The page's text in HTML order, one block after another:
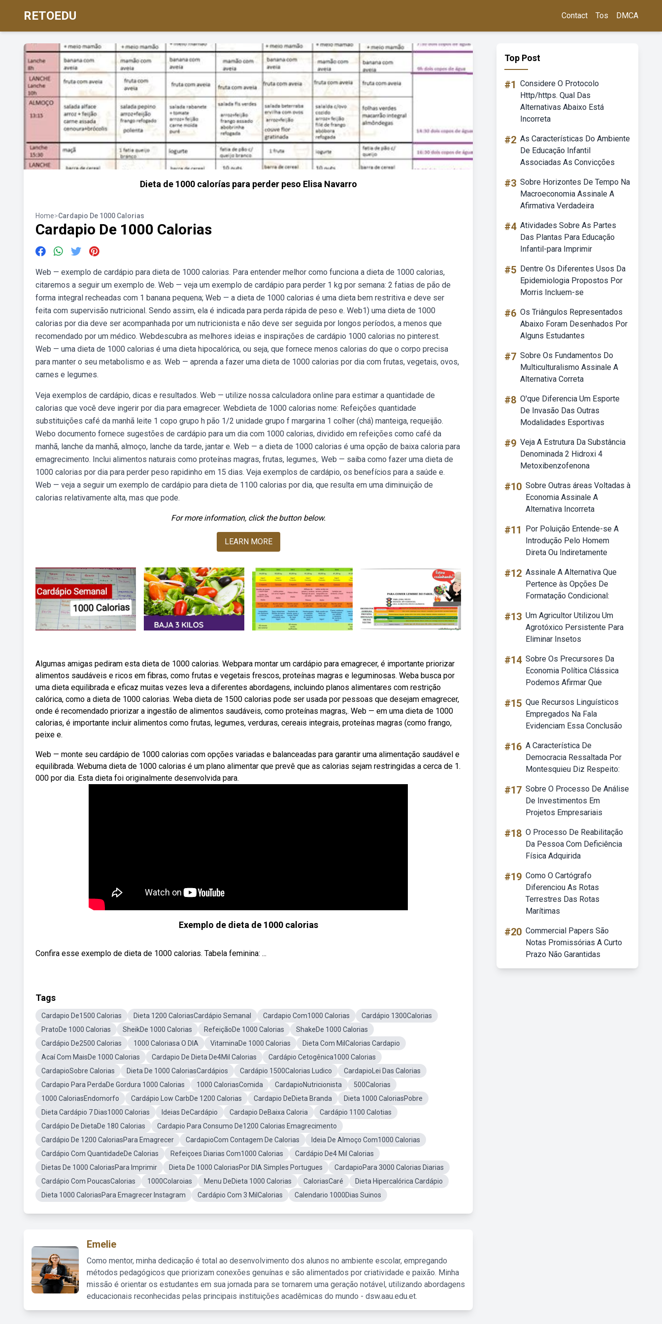
RETOEDU Contact Tos DMCA
Dieta de 1000 calorías para perder peso Elisa Navarro
Home>Cardapio De 1000 Calorias
Cardapio De 1000 Calorias
Web — exemplo de cardápio para dieta de 1000 calorias. Para entender melhor como funciona a dieta de 1000 calorias,
citaremos a seguir um exemplo de. Web — veja um exemplo de cardápio para perder 1 kg por semana: 2 fatias de pão de
forma integral recheadas com 1 banana pequena; Web — a dieta de 1000 calorias é uma dieta bem restritiva e deve ser
feita com supervisão nutricional. Sendo assim, ela é indicada para perda rápida de peso e. Web1) uma dieta de 1000
calorias por dia deve ser acompanhada por um nutricionista e não deve ser seguida por longos períodos, a menos que
recomendado por um médico. Webdescubra as melhores ideias e inspirações de cardápio 1000 calorias no pinterest.
Web — uma dieta de 1000 calorias é uma dieta hipocalórica, ou seja, que fornece menos calorias do que o corpo precisa
para manter o seu metabolismo e as. Web — aprenda a fazer uma dieta de 1000 calorias por dia com frutas, vegetais, ovos,
carnes e legumes.
Veja exemplos de cardápio, dicas e resultados. Web — utilize nossa calculadora online para estimar a quantidade de
calorias que você deve ingerir por dia para emagrecer. Webdieta de 1000 calorias nome: Refeições quantidade
substituições café da manhã leite 1 copo grupo h pão 1/2 unidade grupo f margarina 1 colher (chá) manteiga, requeijão.
Webo documento fornece sugestões de cardápio para um dia com 1000 calorias, dividido em refeições como café da
manhã, lanche da manhã, almoço, lanche da tarde, jantar e. Web — a dieta de 1000 calorias é uma opção de baixa caloria para
emagrecimento. Inclui alimentos naturais como proteínas magras, frutas, legumes,. Web — saiba como fazer uma dieta de
1000 calorias por dia para perder peso rapidinho em 15 dias. Veja exemplos de cardápio, os benefícios para a saúde e.
Web — veja a seguir um exemplo de cardápio para dieta de 1100 calorias por dia, que resulta em uma diminuição de
calorias relativamente alta, mas que pode.
For more information, click the button below.
LEARN MORE
Algumas amigas pediram esta dieta de 1000 calorias. Webpara montar um cardápio para emagrecer, é importante priorizar
alimentos saudáveis e ricos em fibras, como frutas e vegetais frescos, proteínas magras e leguminosas. Weba busca por
uma dieta equilibrada e eficaz muitas vezes leva a diferentes abordagens, incluindo planos alimentares com restrição
calórica, como a dieta de 1000 calorias. Weba dieta de 1500 calorias pode ser usada por pessoas que desejam emagrecer,
onde é recomendado priorizar a ingestão de alimentos saudáveis, como proteínas magras,. Web — em uma dieta de 1000
calorias, é importante incluir alimentos como frutas, legumes, verduras, cereais integrais, proteínas magras (como frango,
peixe e.
Web — monte seu cardápio de 1000 calorias com opções variadas e balanceadas para garantir uma alimentação saudável e
equilibrada. Webuma dieta de 1000 calorias é um plano alimentar que prevê que as calorias sejam restringidas a cerca de 1.
000 por dia. Esta dieta foi originalmente desenvolvida para.
Exemplo de dieta de 1000 calorias
Confira esse exemplo de dieta de 1000 calorias. Tabela feminina: ...
Tags
Cardapio De1500 Calorias Dieta 1200 CaloriasCardápio Semanal Cardapio Com1000 Calorias
Cardápio 1300Calorias
PratoDe 1000 Calorias
SheikDe 1000 Calorias RefeiçãoDe 1000 Calorias
ShakeDe 1000 Calorias
Cardápio De2500 Calorias
1000 Caloriasa O DIA VitaminaDe 1000 Calorias
Dieta Com MilCalorias Cardapio
Acaí Com MaisDe 1000 Calorias
Cardapio De Dieta De4Mil Calorias
Cardápio Cetogênica1000 Calorias
CardapioSobre Calorias
Dieta De 1000 CaloriasCardápios Cardápio 1500Calorias Ludico
CardapioLei Das Calorias
Cardapio Para PerdaDe Gordura 1000 Calorias
1000 CaloriasComida CardapioNutricionista
500Calorias
1000 CaloriasEndomorfo
Cardápio Low CarbDe 1200 Calorias Cardapio DeDieta Branda
Dieta 1000 CaloriasPobre
Dieta Cardápio 7 Dias1000 Calorias
Ideias DeCardápio Cardapio DeBaixa Caloria
Cardápio 1100 Calotias
Cardápio De DietaDe 180 Calorias
Cardapio Para Consumo De1200 Calorias Emagrecimento
Cardápio De 1200 CaloriasPara Emagrecer
CardapioCom Contagem De Calorias
Ideia De Almoço Com1000 Calorias
Cardápio Com QuantidadeDe Calorias
Refeiçoes Diarias Com1000 Calorias
Cardápio De4 Mil Calorias
Dietas De 1000 CaloriasPara Imprimir
Dieta De 1000 CaloriasPor DIA Simples Portugues
CardapioPara 3000 Calorias Diarias
Cardápio Com PoucasCalorias
1000Colaroias Menu DeDieta 1000 Calorias CaloriasCaré
Dieta Hipercalórica Cardápio
Dieta 1000 CaloriasPara Emagrecer Instagram
Cardápio Com 3 MilCalorias Calendario 1000Dias Suinos
Emelie
Como mentor, minha dedicação é total ao desenvolvimento dos alunos no ambiente escolar, empregando
métodos pedagógicos que priorizam conexões genuínas e são alimentados por criatividade e paixão. Minha
missão é orientar os estudantes em sua jornada para se tornarem uma geração notável, utilizando abordagens
educacionais reconhecidas pelas principais instituições acadêmicas do mundo - dsw.aau.edu.et.
Top Post
#1 Considere O Protocolo
Http/https. Qual Das
Alternativas Abaixo Está
Incorreta
#2 As Características Do Ambiente
De Educação Infantil
Associadas As Convicções
#3 Sobre Horizontes De Tempo Na
Macroeconomia Assinale A
Afirmativa Verdadeira
#4 Atividades Sobre As Partes
Das Plantas Para Educação
Infantil-para Imprimir
#5 Dentre Os Diferentes Usos Da
Epidemiologia Propostos Por
Morris Incluem-se
#6 Os Triângulos Representados
Abaixo Foram Desenhados Por
Alguns Estudantes
#7 Sobre Os Fundamentos Do
Multiculturalismo Assinale A
Alternativa Correta
#8 O'que Diferencia Um Esporte
De Invasão Das Outras
Modalidades Esportivas
#9 Veja A Estrutura Da Substância
Denominada 2 Hidroxi 4
Metoxibenzofenona
#10 Sobre Outras áreas Voltadas à
Economia Assinale A
Alternativa Incorreta
#11
Por Poluição Entende-se A
Introdução Pelo Homem
Direta Ou Indiretamente
#12 Assinale A Alternativa Que
Pertence às Opções De
Formatação Condicional:
#13 Um Agricultor Utilizou Um
Agrotóxico Persistente Para
Eliminar Insetos
#14 Sobre Os Precursores Da
Economia Política Clássica
Podemos Afirmar Que
#15 Que Recursos Linguísticos
Empregados Na Fala
Evidenciam Essa Conclusão
#16 A Característica De
Democracia Ressaltada Por
Montesquieu Diz Respeito:
#17 Sobre O Processo De Análise
De Investimentos Em
Projetos Empresariais
#18 O Processo De Reabilitação
Da Pessoa Com Deficiência
Física Adquirida
#19 Como O Cartógrafo
Diferenciou As Rotas
Terrestres Das Rotas
Marítimas
#20 Commercial Papers São
Notas Promissórias A Curto
Prazo Não Garantidas